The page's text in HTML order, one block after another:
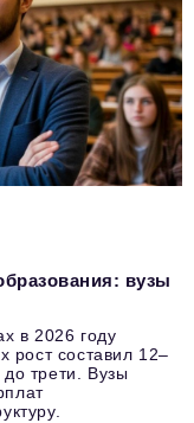
вузы
в 2026 году
рост составил 12–
трети. Вузы